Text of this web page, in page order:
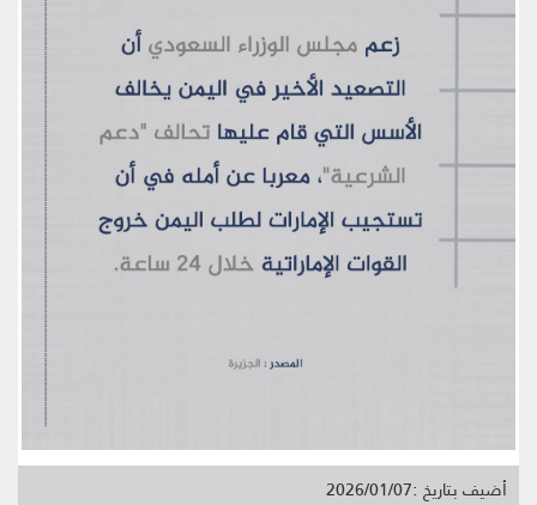
أضيف بتاريخ :2026/01/07